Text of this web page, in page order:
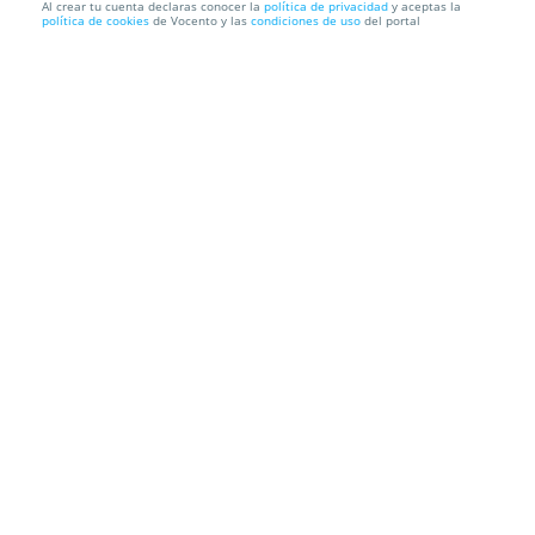
Entradas para el partido Marbella F.C. vs UD Ibiza
Al crear tu cuenta declaras conocer la política de privacidad y aceptas la
política de cookies de Vocento y las condiciones de uso del portal